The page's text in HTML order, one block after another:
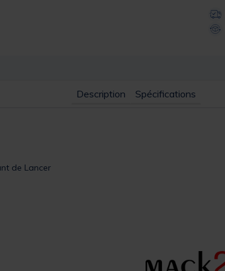
Description Spécifications
de Lancer